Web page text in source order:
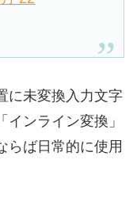
に未変換入力文字
ンライン変換」
らば日常的に使用